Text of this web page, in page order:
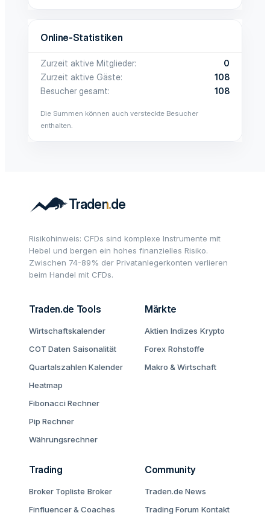
Online-Statistiken
Zurzeit aktive Mitglieder
0
Zurzeit aktive Gäste
108
Besucher gesamt
108
Die Summen können auch versteckte Besucher
enthalten.
Risikohinweis: CFDs sind komplexe Instrumente mit
Hebel und bergen ein hohes finanzielles Risiko.
Zwischen 74-89% der Privatanlegerkonten verlieren
beim Handel mit CFDs.
Traden.de Tools
Wirtschaftskalender
COT Daten Saisonalität
Quartalszahlen Kalender
Heatmap
Fibonacci Rechner
Pip Rechner
Währungsrechner
Märkte
Aktien Indizes Krypto
Forex Rohstoffe
Makro & Wirtschaft
Trading
Broker Topliste Broker
Finfluencer & Coaches
Community
Traden.de News
Trading Forum Kontakt